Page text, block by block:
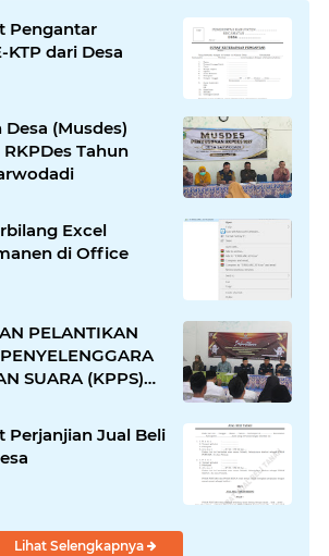
Pengantar
KTP dari Desa
(Musdes)
Tahun
Excel
di Office
PELANTIKAN
SUARA (KPPS)
PEJAWARAN
Perjanjian Jual Beli
Lihat Selengkapnya